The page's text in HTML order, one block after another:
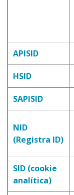
APISID
HSID
SAPISID
NID
(Registra ID)
SID (cookie
analítica)